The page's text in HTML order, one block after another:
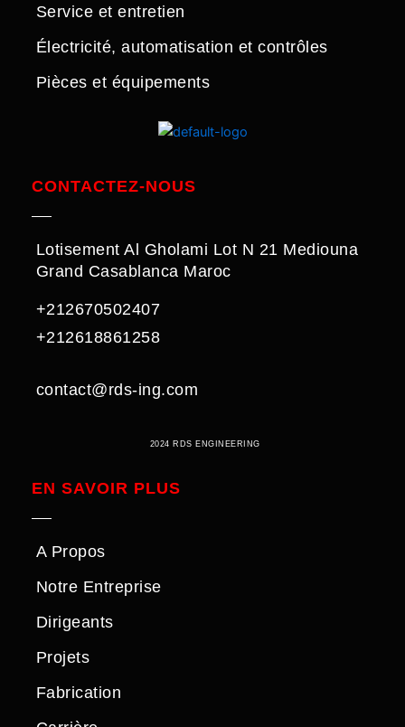
Service et entretien
Électricité, automatisation et contrôles
Pièces et équipements
CONTACTEZ-NOUS
Lotisement Al Gholami Lot N 21 Mediouna
Grand Casablanca Maroc
+212670502407
+212618861258
contact@rds-ing.com
2024 RDS ENGINEERING
EN SAVOIR PLUS
A Propos
Notre Entreprise
Dirigeants
Projets
Fabrication